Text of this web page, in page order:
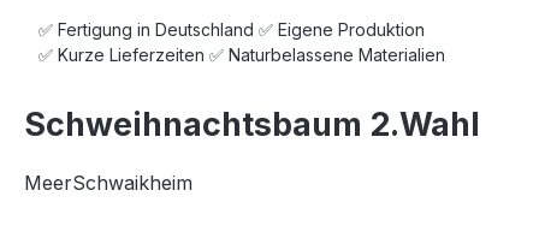
✅ Fertigung in Deutschland ✅ Eigene Produktion
✅ Kurze Lieferzeiten ✅ Naturbelassene Materialien
Schweihnachtsbaum 2.Wahl
MeerSchwaikheim